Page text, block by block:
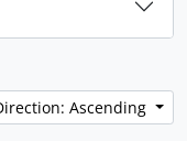
Ascending